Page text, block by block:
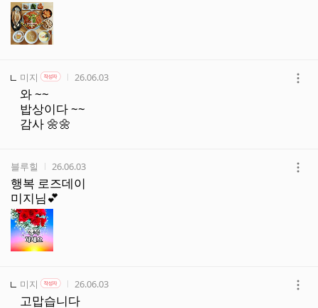
작성자
미지 작성자 본인 여부
작성자 작성시간
26.06.03
와 ~~
밥상이다 ~~
감사 🌼🌼
작성자
블루힐 작성시간
26.06.03
행복 로즈데이
미지님💕
작성자
미지 작성자 본인 여부
작성자 작성시간
26.06.03
고맙습니다